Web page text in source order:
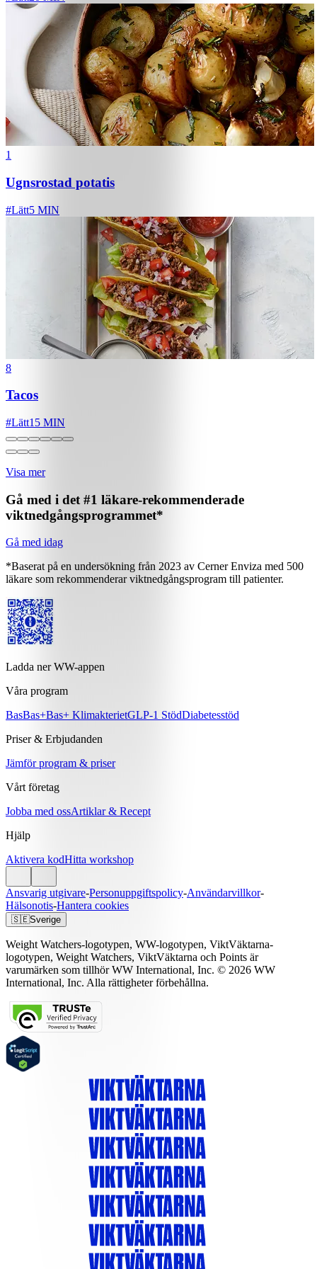
1
Ugnsrostad potatis
#Lätt5 MIN
8
Tacos
#Lätt15 MIN
Visa mer
Gå med i det #1 läkare-rekommenderade
viktnedgångsprogrammet*
Gå med idag
*Baserat på en undersökning från 2023 av Cerner Enviza med 500
läkare som rekommenderar viktnedgångsprogram till patienter.
Ladda ner WW-appen
Våra program
BasBas+Bas+ KlimakterietGLP-1 StödDiabetesstöd
Priser & Erbjudanden
Jämför program & priser
Vårt företag
Jobba med ossArtiklar & Recept
Hjälp
Aktivera kodHitta workshop
Ansvarig utgivare-Personuppgiftspolicy-Användarvillkor-
Hälsonotis-Hantera cookies
🇸🇪Sverige
Weight Watchers-logotypen, WW-logotypen, ViktVäktarna-
logotypen, Weight Watchers, ViktVäktarna och Points är
varumärken som tillhör WW International, Inc. © 2026 WW
International, Inc. Alla rättigheter förbehållna.